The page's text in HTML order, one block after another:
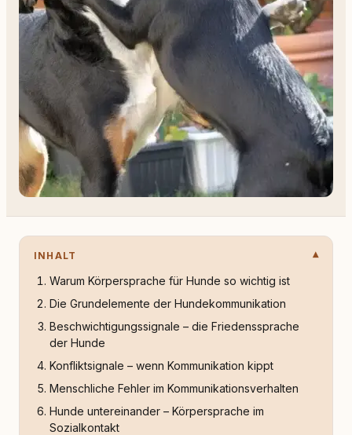
INHALT
Warum Körpersprache für Hunde so wichtig ist
Die Grundelemente der Hundekommunikation
Beschwichtigungssignale – die Friedenssprache
der Hunde
Konfliktsignale – wenn Kommunikation kippt
Menschliche Fehler im Kommunikationsverhalten
Hunde untereinander – Körpersprache im
Sozialkontakt